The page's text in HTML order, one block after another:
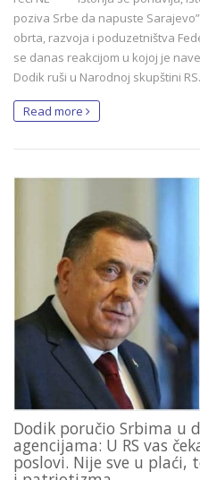
poziva Srbe da napuste
obrta, razvoja i poduzetništva
se danas reakcijom u kojoj je
Dodik ruši u Narodnoj skupštini
Read more
Dodik poručio Srbima u
agencijama: U RS vas
poslovi. Nije sve u plaći,